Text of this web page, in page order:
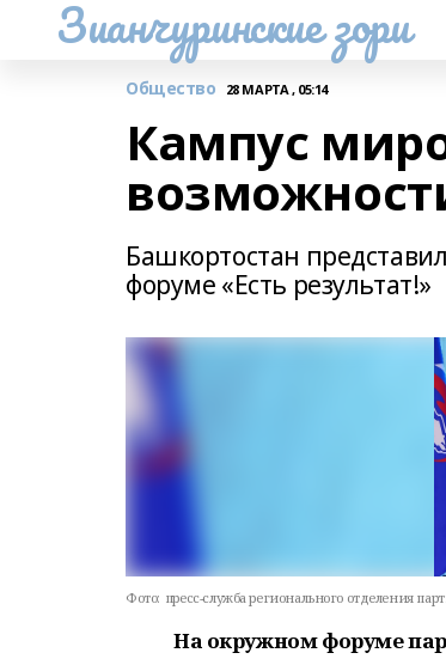
Зианчуринские зори
Общество 28 МАРТА , 05:14
Кампус
Башкортостан
форуме «Есть результат!»
Фото: пресс-служба регионального отделения
На окружном форуме